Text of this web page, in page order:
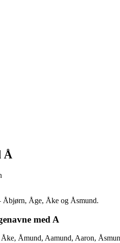
Å
Åbjørn, Åge, Åke og Åsmund.
med A
Åmund, Aamund, Aaron,